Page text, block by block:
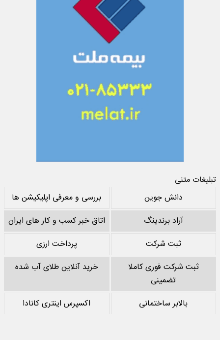
تبلیغات متنی
دانش جوین
بررسی و معرفی اپلیکیشن ها
آراد برندینگ
اتاق خبر کسب و کار های ایران
ثبت شرکت
پرداخت ارزی
ثبت شرکت فوری کاملا
تضمینی
خرید آنلاین طلای آب شده
بالابر ساختمانی
اکسپرس اینتری کانادا